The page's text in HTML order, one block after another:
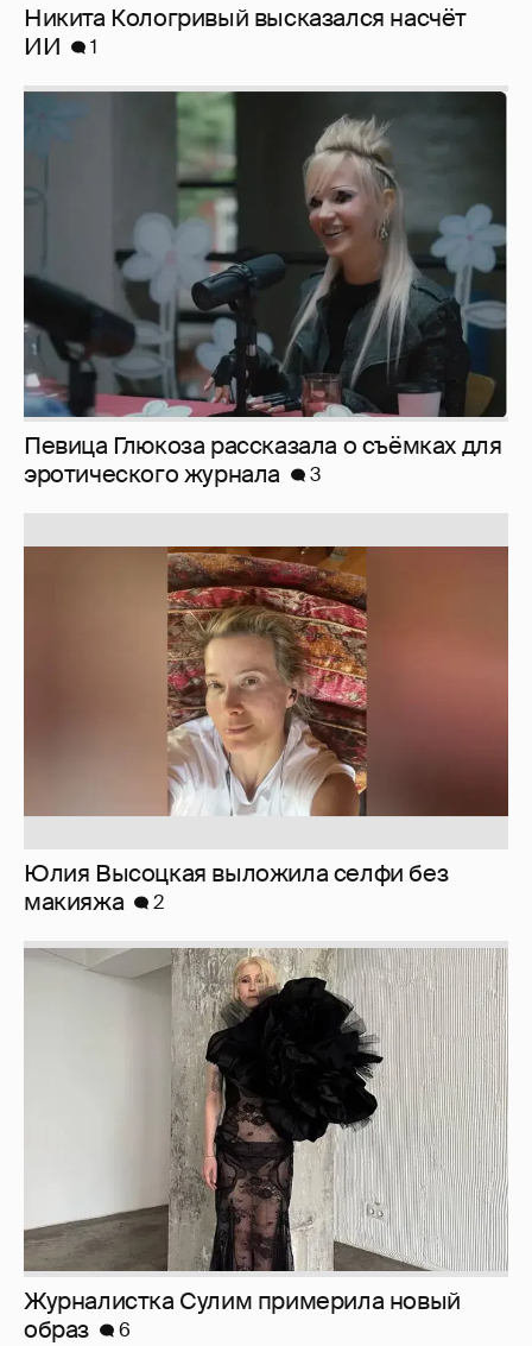
Никита Кологривый высказался насчёт
ИИ
1
Певица Глюкоза рассказала о съёмках для
эротического журнала
3
Юлия Высоцкая выложила селфи без
макияжа
2
Журналистка Сулим примерила новый
образ
6